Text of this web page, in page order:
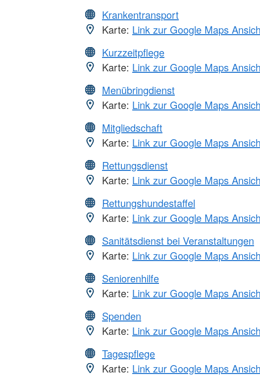
Krankentransport
Karte: Link zur Google Maps
Kurzzeitpflege
Karte: Link zur Google Maps
Menübringdienst
Karte: Link zur Google Maps
Mitgliedschaft
Karte: Link zur Google Maps
Rettungsdienst
Karte: Link zur Google Maps
Rettungshundestaffel
Karte: Link zur Google Maps
Sanitätsdienst bei Veranstaltungen
Karte: Link zur Google Maps
Seniorenhilfe
Karte: Link zur Google Maps
Spenden
Karte: Link zur Google Maps
Tagespflege
Karte: Link zur Google Maps